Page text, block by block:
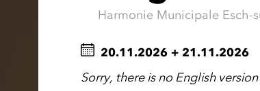
Harmonie Municipale Esch-
20.11.2026 + 21.11.2026
Sorry, there is no English